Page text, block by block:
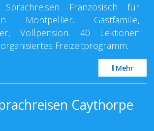
Französisch für
Montpellier. Gastfamilie,
Vollpension. 40 Lektionen
Freizeitprogramm.
Mehr
Caythorpe